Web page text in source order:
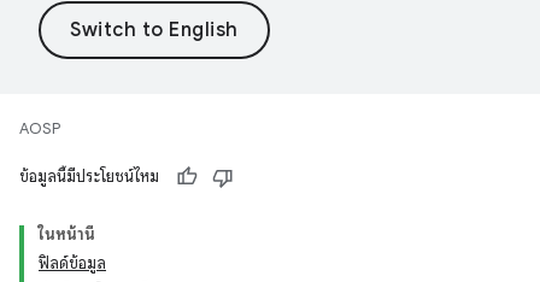
AOSP
ข้อมูลนี้มีประโยชน์ไหม
ในหน้านี้
ฟิลด์ข้อมูล